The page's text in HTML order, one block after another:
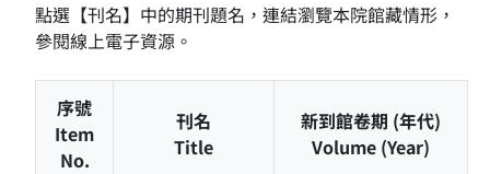
點選【刊名】中的期刊題名，連結瀏覽本院館藏情形，
參閱線上電子資源。
序號
Item
No.
刊名
Title
新到館卷期 (年代)
Volume (Year)